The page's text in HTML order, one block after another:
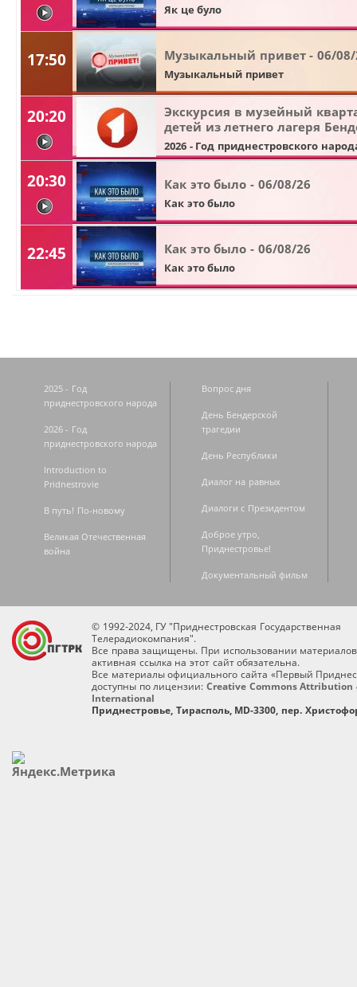
видео Як це було
17:50 Музыкальный привет - 06/08/
Музыкальный привет
20:20
видео
Экскурсия в музейный
детей из летнего лагеря
2026 - Год приднестровского
20:30
видео
Как это было - 06/08/26
Как это было
22:45 Как это было - 06/08/26
Как это было
2025 - Год
приднестровского народа
2026 - Год
приднестровского народа
Introduction to
Pridnestrovie
В путь! По-новому
Великая Отечественная
война
Вопрос дня
День Бендерской
трагедии
День Республики
Диалог на равных
Диалоги с Президентом
Доброе утро,
Приднестровье!
Документальный фильм
© 1992-2024, ГУ "Приднестровская Государственная
Телерадиокомпания".
Все права защищены. При использовании
активная ссылка на этот сайт обязательна.
Все материалы официального сайта «Первый
доступны по лицензии: Creative Commons Attribution
International
Приднестровье, Тирасполь, MD-3300, пер.